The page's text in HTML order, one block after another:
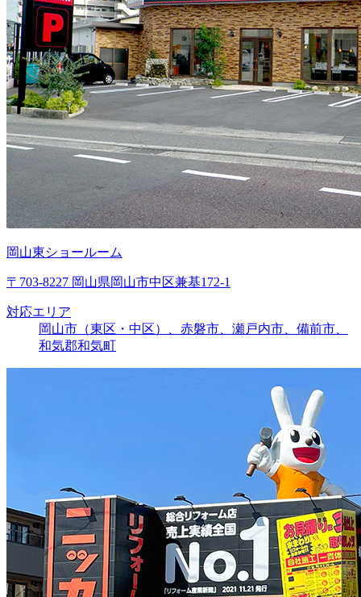
岡山東ショールーム
〒703-8227 岡山県岡山市中区兼基172-1
対応エリア
岡山市（東区・中区）、赤磐市、瀬戸内市、備前市、
和気郡和気町